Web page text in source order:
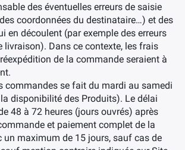
des éventuelles erreurs de saisie
coordonnées du destinataire…) et des
en découlent (par exemple des erreurs
livraison). Dans ce contexte, les frais
de la commande seraient à
commandes se fait du mardi au samedi
disponibilité des Produits). Le délai
48 à 72 heures (jours ouvrés) après
et paiement complet de la
un maximum de 15 jours, sauf cas de